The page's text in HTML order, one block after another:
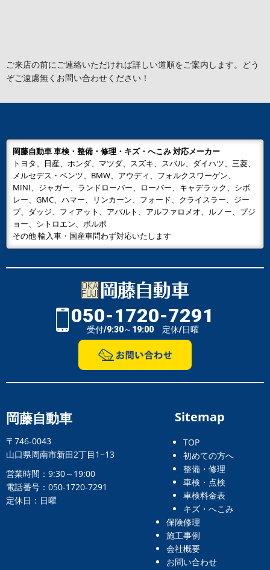
ご来店の前にご連絡いただければ詳しい道順をご案内します。どう
ぞご遠慮無くお問い合わせください！
岡藤自動車 車検・整備・修理・キズ・へこみ 対応メーカー
トヨタ、日産、ホンダ、マツダ、スズキ、スバル、ダイハツ、三菱、
メルセデス・ベンツ、BMW、アウディ、フォルクスワーゲン、
MINI、ジャガー、ランドローバー、ローバー、キャデラック、シボ
レー、GMC、ハマー、リンカーン、フォード、クライスラー、ジー
プ、ダッジ、フィアット、アバルト、アルファロメオ、ルノー、プジ
ョー、シトロエン、ボルボ
その他 輸入車・国産車問わず対応いたします
050-1720-7291
受付/9:30～19:00 定休/日曜
岡藤自動車
〒746-0043
山口県周南市新田2丁目1−13
営業時間：9:30～19:00
電話番号：050-1720-7291
定休日：日曜
Sitemap
TOP
初めての方へ
整備・修理
車検・点検
車検料金表
キズ・へこみ
保険修理
施工事例
会社概要
お問い合わせ